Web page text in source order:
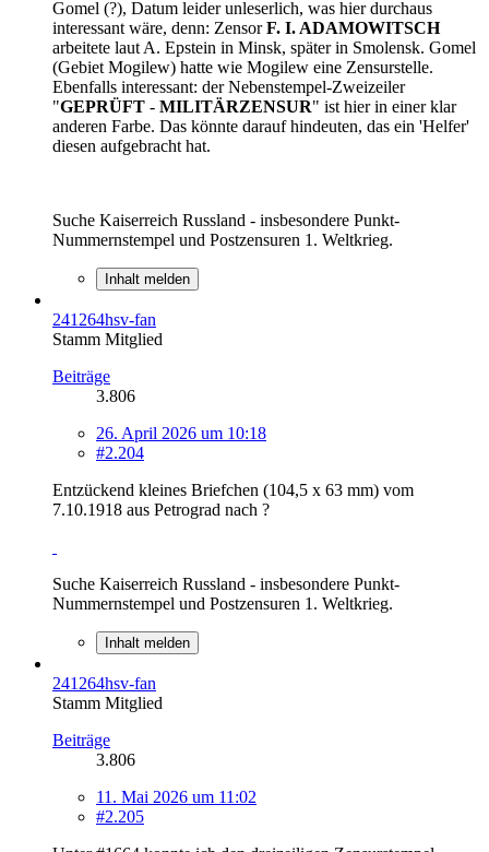
Gomel (?), Datum leider unleserlich, was hier durchaus
interessant wäre, denn: ZensorF. I. ADAMOWITSCH
arbeitete laut A. Epstein in Minsk, später in Smolensk. Gomel
(Gebiet Mogilew) hatte wie Mogilew eine Zensurstelle.
Ebenfalls interessant: der Nebenstempel-Zweizeiler
"GEPRÜFT - MILITÄRZENSUR" ist hier in einer klar
anderen Farbe. Das könnte darauf hindeuten, das ein 'Helfer'
diesen aufgebracht hat.
Suche Kaiserreich Russland - insbesondere Punkt-
Nummernstempel und Postzensuren 1. Weltkrieg.
Inhalt melden
241264hsv-fan
Stamm Mitglied
Beiträge
3.806
26. April 2026 um 10:18
#2.204
Entzückend kleines Briefchen (104,5 x 63 mm) vom
7.10.1918 aus Petrograd nach ?
Suche Kaiserreich Russland - insbesondere Punkt-
Nummernstempel und Postzensuren 1. Weltkrieg.
Inhalt melden
241264hsv-fan
Stamm Mitglied
Beiträge
3.806
11. Mai 2026 um 11:02
#2.205